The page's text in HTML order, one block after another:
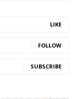
LIKE
FOLLOW
SUBSCRIBE